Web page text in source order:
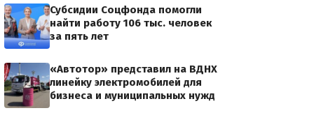
Субсидии Соцфонда помогли
найти работу 106 тыс. человек
за пять лет
«Автотор» представил на ВДНХ
линейку электромобилей для
бизнеса и муниципальных нужд